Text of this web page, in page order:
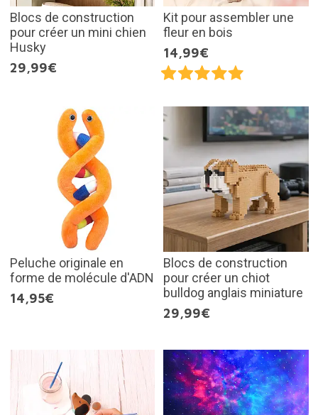
Blocs de construction
pour créer un mini chien
Husky
29,99€
Kit pour assembler une
fleur en bois
14,99€
Peluche originale en
forme de molécule d'ADN
14,95€
Blocs de construction
pour créer un chiot
bulldog anglais miniature
29,99€